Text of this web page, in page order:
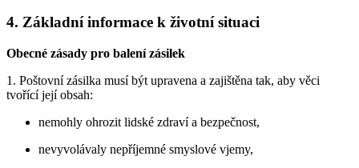
4. Základní informace k životní situaci
Obecné zásady pro balení zásilek
1. Poštovní zásilka musí být upravena a zajištěna tak, aby věci
tvořící její obsah:
nemohly ohrozit lidské zdraví a bezpečnost,
nevyvolávaly nepříjemné smyslové vjemy,